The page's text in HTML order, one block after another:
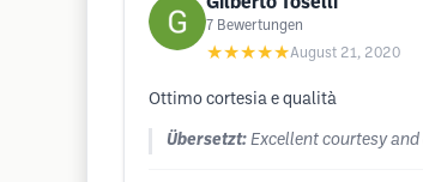
7 Bewertungen
★★★★★August 21, 2020
Ottimo cortesia e qualità
Übersetzt: Excellent courtesy